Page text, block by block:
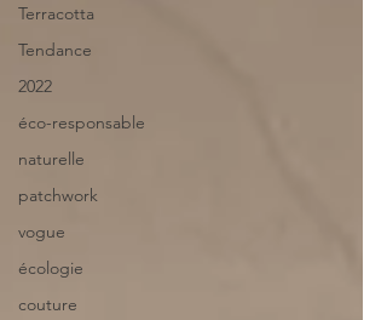
Terracotta
Tendance
2022
éco-responsable
naturelle
patchwork
vogue
écologie
couture